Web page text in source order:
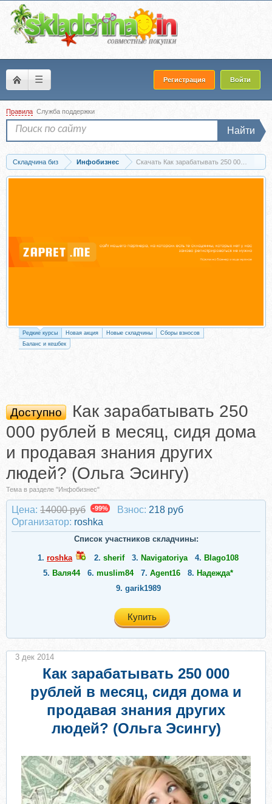
☰ Регистрация Войти
Правила Служба поддержки
Найти
Складчина биз Инфобизнес
Редкие курсы Новая акция Новые складчины
Сборы взносов
Баланс и кешбек
Доступно
Как зарабатывать 250
000 рублей в месяц, сидя дома
и продавая знания других
людей? (Ольга Эсингу)
Тема в разделе "Инфобизнес"
Цена: 14000 руб -99% Взнос: 218 руб
Организатор: roshka
Список участников складчины:
1. roshka 2. sherif 3. Navigatoriya 4. Blago108
5. Валя44 6. muslim84 7. Agent16 8. Надежда*
9. garik1989
Купить
Как зарабатывать 250 000
рублей в месяц, сидя дома и
продавая знания других
людей? (Ольга Эсингу)
3 дек 2014